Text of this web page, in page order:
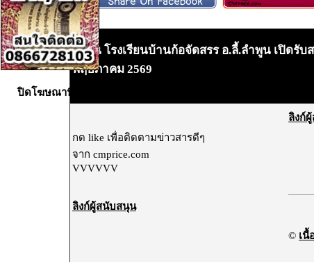
•ด่วน โรงเรียนบ้านก้อจัดสรร อ.ลี้.ลำพูน เปิดรับ
พฤษภาคม 2569
กด like เพื่อติดตามข่าวสารดีๆ
จาก cmprice.com
VVVVVV
ลิงก์ผู้สนับสนุน
ลิงก์
© เนื้
ปิดโฆษณานี้X